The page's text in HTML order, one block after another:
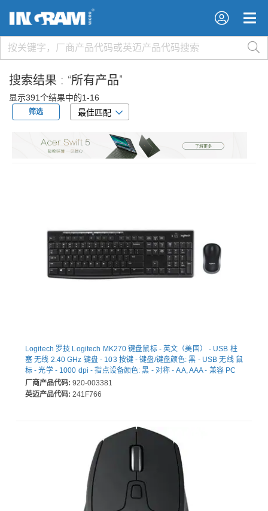
×
×
搜索结果 : “所有产品”
显示391个结果中的1-16
筛选 最佳匹配
Logitech 罗技 Logitech MK270 键盘鼠标 - 英文（美国） - USB 柱
塞 无线 2.40 GHz 键盘 - 103 按键 - 键盘/键盘颜色: 黑 - USB 无线 鼠
标 - 光学 - 1000 dpi - 指点设备颜色: 黑 - 对称 - AA, AAA - 兼容 PC
厂商产品代码: 920-003381
英迈产品代码: 241F766